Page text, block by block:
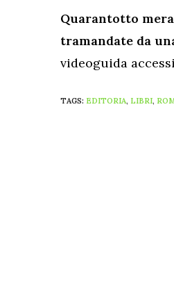
Quarantotto
tramandate da
videoguida
TAGS: EDITORIA, LIBRI,